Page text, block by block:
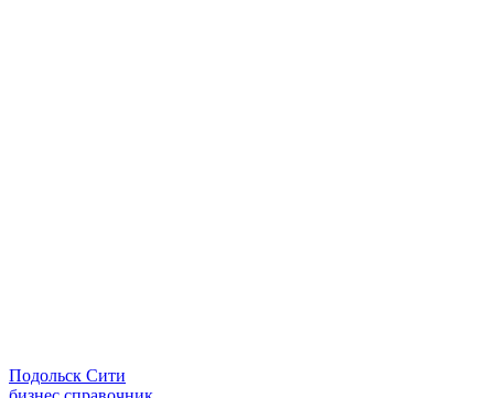
Подольск Сити